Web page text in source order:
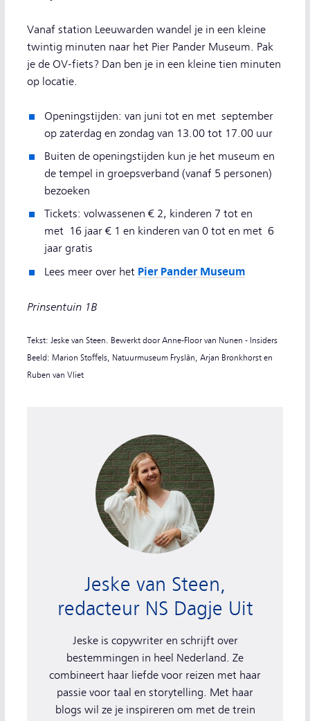
Vanaf station Leeuwarden wandel je in een kleine
twintig minuten naar het Pier Pander Museum. Pak
je de OV-fiets? Dan ben je in een kleine tien minuten
op locatie.
Openingstijden: van juni tot en met september
op zaterdag en zondag van 13.00 tot 17.00 uur
Buiten de openingstijden kun je het museum en
de tempel in groepsverband (vanaf 5 personen)
bezoeken
Tickets: volwassenen € 2, kinderen 7 tot en
met 16 jaar € 1 en kinderen van 0 tot en met 6
jaar gratis
Lees meer over het Pier Pander Museum
Prinsentuin 1B
Tekst: Jeske van Steen. Bewerkt door Anne-Floor van Nunen - Insiders
Beeld: Marion Stoffels, Natuurmuseum Fryslân, Arjan Bronkhorst en
Ruben van Vliet
Redacteur Jeske van Steen
Jeske is copywriter en schrijft over
bestemmingen in heel Nederland. Ze
combineert haar liefde voor reizen met haar
passie voor taal en storytelling. Met haar
blogs wil ze je inspireren om met de trein
Jeske van Steen,
redacteur NS Dagje Uit